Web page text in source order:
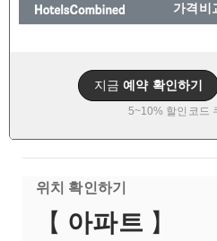
가격비
지금예약 확인하기
5~10% 할인코드
위치 확인하기
【 아파트 】